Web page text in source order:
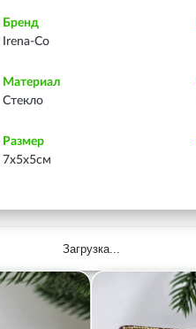
Бренд
Irena-Co
Материал
Стекло
Размер
7х5х5см
Загрузка...